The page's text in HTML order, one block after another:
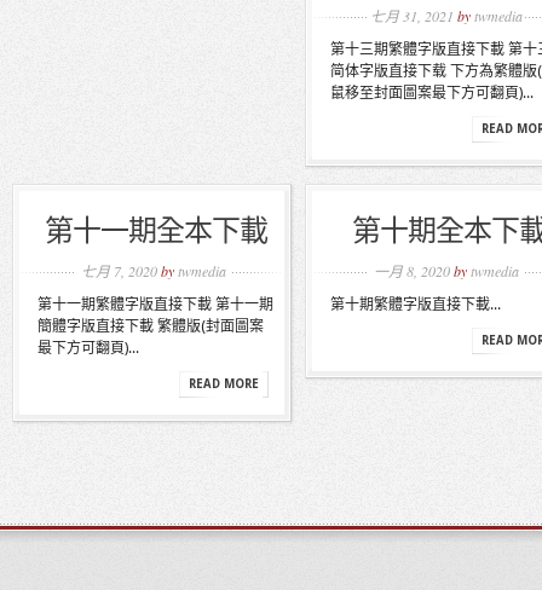
七月 31, 2021 bytwmedia
第十三期繁體字版直接下載 第十
简体字版直接下载 下方為繁體版
鼠移至封面圖案最下方可翻頁)...
READ
第十一期全本下載
七月 7, 2020bytwmedia
第十一期繁體字版直接下載 第十一期
簡體字版直接下載 繁體版(封面圖案
最下方可翻頁)...
READ MORE
第十期全本下
一月 8, 2020bytwmedia
第十期繁體字版直接下載...
READ